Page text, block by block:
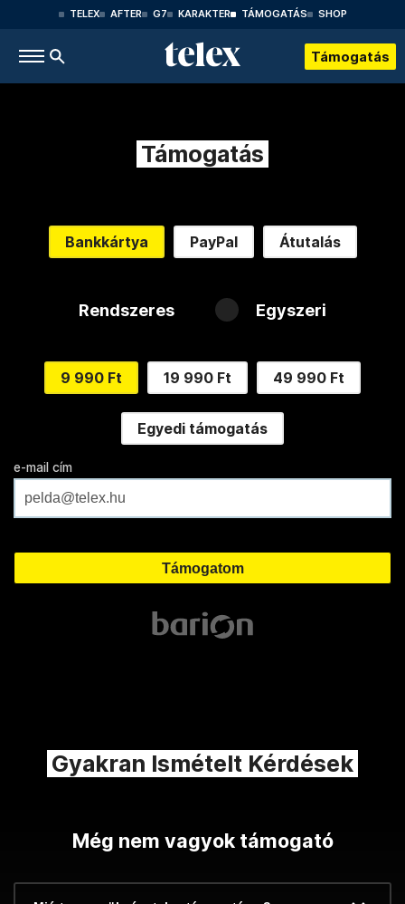
TELEX AFTER G7 KARAKTER TÁMOGATÁS SHOP
Támogatás
Támogatás
Bankkártya PayPal Átutalás
Rendszeres Egyszeri
9 990 Ft 19 990 Ft 49 990 Ft
Egyedi támogatás
e-mail cím
Gyakran Ismételt Kérdések
Még nem vagyok támogató